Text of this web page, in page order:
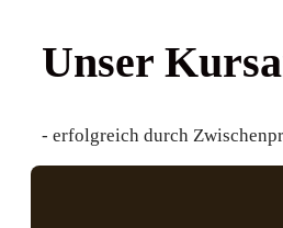
Unser
- erfolgreich durch